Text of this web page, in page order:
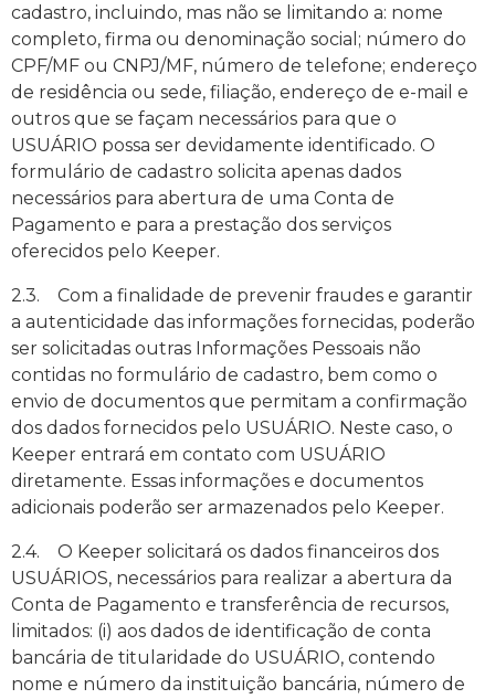
cadastro, incluindo, mas não se limitando a: nome
completo, firma ou denominação social; número do
CPF/MF ou CNPJ/MF, número de telefone; endereço
de residência ou sede, filiação, endereço de e-mail e
outros que se façam necessários para que o
USUÁRIO possa ser devidamente identificado. O
formulário de cadastro solicita apenas dados
necessários para abertura de uma Conta de
Pagamento e para a prestação dos serviços
oferecidos pelo Keeper.
2.3. Com a finalidade de prevenir fraudes e garantir
a autenticidade das informações fornecidas, poderão
ser solicitadas outras Informações Pessoais não
contidas no formulário de cadastro, bem como o
envio de documentos que permitam a confirmação
dos dados fornecidos pelo USUÁRIO. Neste caso, o
Keeper entrará em contato com USUÁRIO
diretamente. Essas informações e documentos
adicionais poderão ser armazenados pelo Keeper.
2.4. O Keeper solicitará os dados financeiros dos
USUÁRIOS, necessários para realizar a abertura da
Conta de Pagamento e transferência de recursos,
limitados: (i) aos dados de identificação de conta
bancária de titularidade do USUÁRIO, contendo
nome e número da instituição bancária, número de